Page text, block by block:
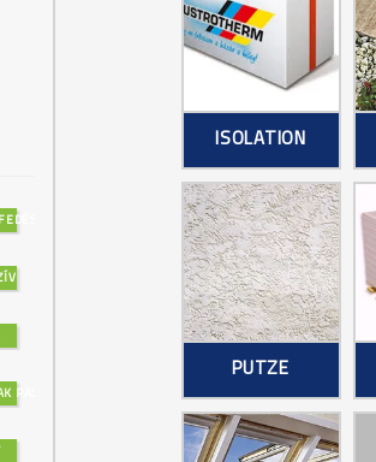
PASSZÍV
ISOLATION
PUTZE